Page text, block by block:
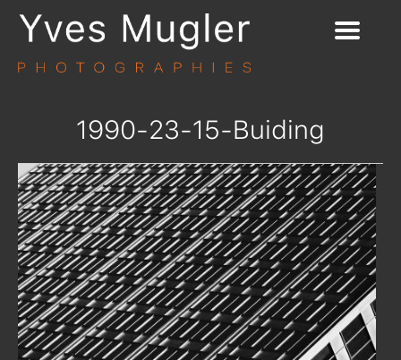
1990-23-15-Buiding